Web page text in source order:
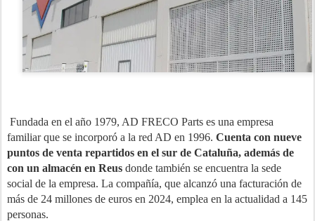
Fundada en el año 1979, AD FRECO Parts es una empresa
familiar que se incorporó a la red AD en 1996. Cuenta con nueve
puntos de venta repartidos en el sur de Cataluña, además de
con un almacén en Reus donde también se encuentra la sede
social de la empresa. La compañía, que alcanzó una facturación de
más de 24 millones de euros en 2024, emplea en la actualidad a 145
personas.